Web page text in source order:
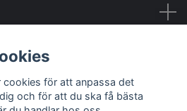
cookies för att anpassa det
och för att du ska få bästa